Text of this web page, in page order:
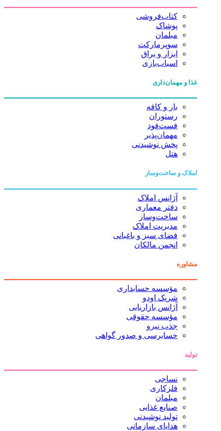
کتاب‌فروشی
پوشاک
مبلمان
سوپرمارکت
ابزار و یراق
اسباب‌بازی
غذا و مهمان‌داری
بار و کافه
رستوران
فست‌فود
مهمان‌پذیر
پخش نوشیدنی
هتل
املاک و ساخت‌وساز
آژانس املاک
دفتر معماری
ساخت‌وساز
مدیریت املاک
فضای سبز و باغبانی
انجمن مالکان
مشاوره
مؤسسه حسابداری
شریک اودو
آژانس بازاریابی
مؤسسه حقوقی
جذب نیرو
حسابرسی و صدور گواهی
تولید
نساجی
فلزکاری
مبلمان
صنایع غذایی
تولید نوشیدنی
هدایای سازمانی